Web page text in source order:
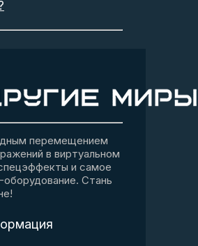
перемещением
в виртуальном
и самое
Стань